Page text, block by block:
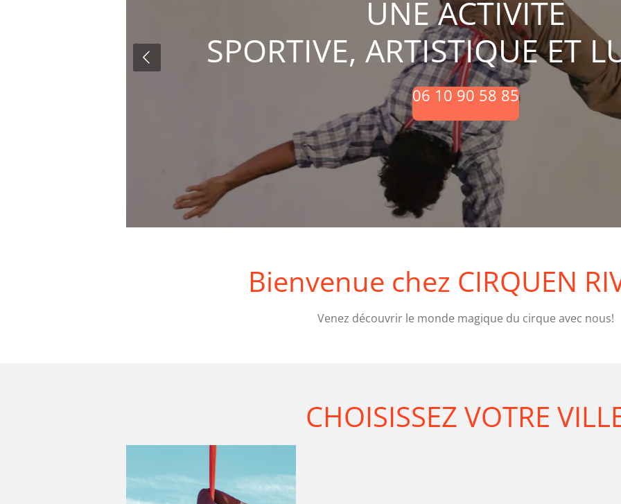
UNE ACTIVITE
SPORTIVE, ARTISTIQUE ET
06 10 90 58 85
Bienvenue chez CIRQUEN
Venez découvrir le monde magique du cirque avec nous!
CHOISISSEZ VOTRE